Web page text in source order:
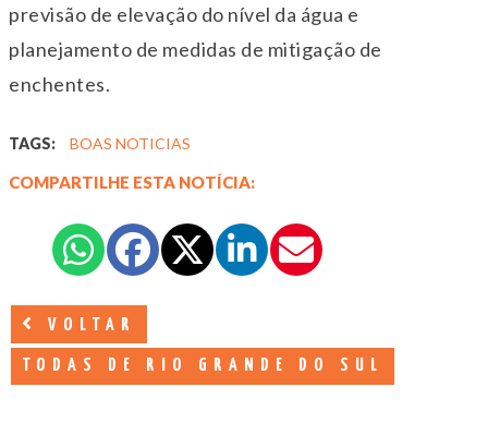
previsão de elevação do nível da água e
planejamento de medidas de mitigação de
enchentes.
TAGS: BOAS NOTICIAS
COMPARTILHE ESTA NOTÍCIA:
VOLTAR
TODAS DE RIO GRANDE DO SUL